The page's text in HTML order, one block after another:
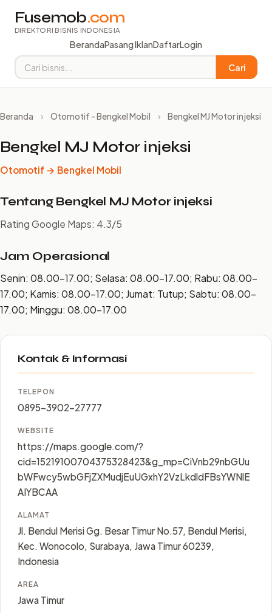
Fusemob.com
DIREKTORI BISNIS INDONESIA
BerandaPasang IklanDaftarLogin
Cari
Beranda › Otomotif - Bengkel Mobil › Bengkel MJ Motor injeksi
Bengkel MJ Motor injeksi
Otomotif → Bengkel Mobil
Tentang Bengkel MJ Motor injeksi
Rating Google Maps: 4.3/5
Jam Operasional
Senin: 08.00–17.00; Selasa: 08.00–17.00; Rabu: 08.00–
17.00; Kamis: 08.00–17.00; Jumat: Tutup; Sabtu: 08.00–
17.00; Minggu: 08.00–17.00
Kontak & Informasi
TELEPON
0895-3902-27777
WEBSITE
https://maps.google.com/?
cid=15219100704375328423&g_mp=CiVnb29nbGUu
bWFwcy5wbGFjZXMudjEuUGxhY2VzLkdldFBsYWNlE
AIYBCAA
ALAMAT
Jl. Bendul Merisi Gg. Besar Timur No.57, Bendul Merisi,
Kec. Wonocolo, Surabaya, Jawa Timur 60239,
Indonesia
AREA
Jawa Timur